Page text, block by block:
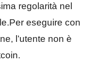
regolarità nel
eseguire con
l’utente non è